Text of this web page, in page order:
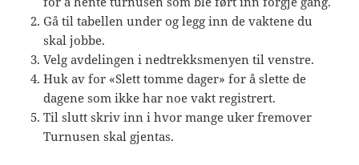
Gå til tabellen under og legg inn de vaktene du
skal jobbe.
Velg avdelingen i nedtrekksmenyen til venstre.
Huk av for «Slett tomme dager» for å slette de
dagene som ikke har noe vakt registrert.
Til slutt skriv inn i hvor mange uker fremover
Turnusen skal gjentas.